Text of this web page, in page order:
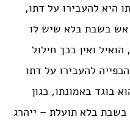
היא להעבירו על דתו,
אש בשבת בלא שיש לו
ואין בכך חילול
להעבירו על דתו
בוגד באמונתו, כגון
בלא תועלת – ייהרג